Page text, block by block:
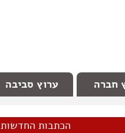
חברה ערוץ סביבה
הכתבות החדשות